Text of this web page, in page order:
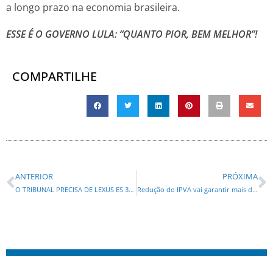
a longo prazo na economia brasileira.
ESSE É O GOVERNO LULA: “QUANTO PIOR, BEM MELHOR”!
COMPARTILHE
ANTERIOR
O TRIBUNAL PRECISA DE LEXUS ES 300H, UM CARRO HÍBRIDO, PARA OS MINISTROS DA CORTE?
PRÓXIMA
Redução do IPVA vai garantir mais dinheiro no bolso dos paranaenses”, afirma Maria Victora (PP)